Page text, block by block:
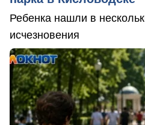
Ребенка нашли в
исчезновения